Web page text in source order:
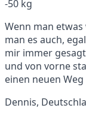
-50 kg
Wenn man
man es auch,
mir immer
und von vorne
einen neuen
Dennis,